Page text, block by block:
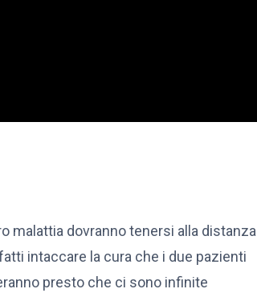
malattia dovranno tenersi alla distanza
intaccare la cura che i due pazienti
presto che ci sono infinite